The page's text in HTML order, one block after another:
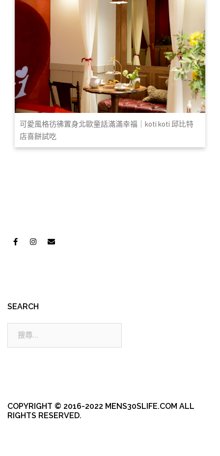
可愛風格彷彿置身北歐童話滿滿幸福｜koti koti 邱比特
店喜餅試吃
SEARCH
COPYRIGHT © 2016-2022 MENS30SLIFE.COM ALL
RIGHTS RESERVED.